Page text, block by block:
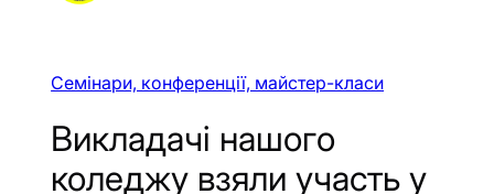
Семінари, конференції, майстер-класи
Викладачі нашого
коледжу взяли участь у